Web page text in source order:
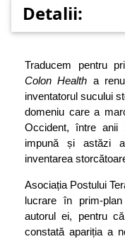
Detalii:
Traducem pentru
Colon Health a
inventatorul sucului
domeniu care a
Occident, între
impună și astăzi
inventarea
Asociația Postului
lucrare în prim-
autorul ei, pentru
constată apariția a